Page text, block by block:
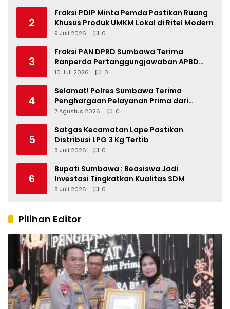
2
Fraksi PDIP Minta Pemda Pastikan Ruang
Khusus Produk UMKM Lokal di Ritel Modern
9 Juli 2026 0
3
Fraksi PAN DPRD Sumbawa Terima
Ranperda Pertanggungjawaban APBD
2025, Soroti SILPA Rp201,68 Miliar dan
10 Juli 2026 0
4
Selamat! Polres Sumbawa Terima
Penghargaan Pelayanan Prima dari
Kapolri
7 Agustus 2026 0
5
Satgas Kecamatan Lape Pastikan
Distribusi LPG 3 Kg Tertib
8 Juli 2026 0
6
Bupati Sumbawa : Beasiswa Jadi
Investasi Tingkatkan Kualitas SDM
8 Juli 2026 0
Pilihan Editor